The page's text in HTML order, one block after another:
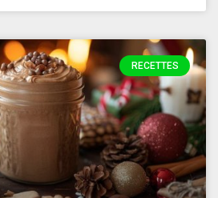
RECETTES